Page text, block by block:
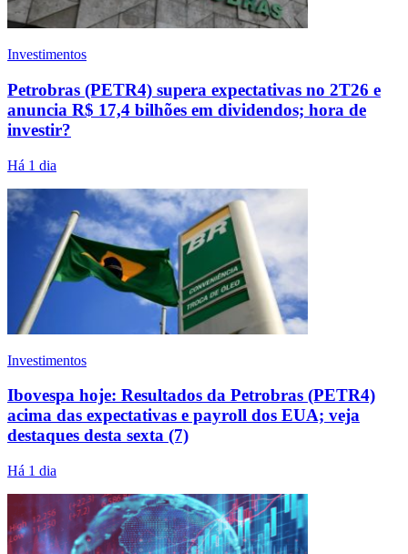
Investimentos
Petrobras (PETR4) supera expectativas no 2T26 e
anuncia R$ 17,4 bilhões em dividendos; hora de
investir?
Há 1 dia
Investimentos
Ibovespa hoje: Resultados da Petrobras (PETR4)
acima das expectativas e payroll dos EUA; veja
destaques desta sexta (7)
Há 1 dia